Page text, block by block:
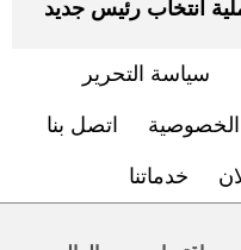
انتخاب رئيس جديد
سياسة التحرير
اتصل بنا
خدماتنا